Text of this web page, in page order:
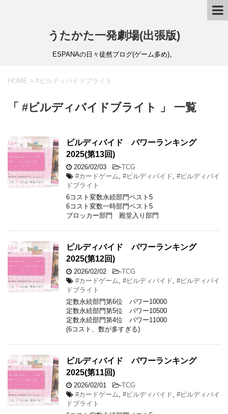
うたかた一発劇場(出張版)
ESPANAの日々徒然ブログ(ゲーム多め)。
HOME > #ビルディバイドブライト
「 #ビルディバイドブライト 」 一覧
ビルディバイド パワーランキング
2025(第13回)
2026/02/03 -TCG
#カードゲーム
#ビルディバイド #ビルディバイ
ドブライト
6コスト変数永続部門ベスト5
6コスト変数一時部門ベスト5
ブロッカー部門 殿堂入り部門
ビルディバイド パワーランキング
2025(第12回)
2026/02/02 -TCG
#カードゲーム
#ビルディバイド #ビルディバイ
ドブライト
定数永続部門第6位 パワー10000
定数永続部門第5位 パワー10500
定数永続部門第4位 パワー11000
(6コスト、数が多すぎる)
ビルディバイド パワーランキング
2025(第11回)
2026/02/01 -TCG
#カードゲーム
#ビルディバイド #ビルディバイ
ドブライト